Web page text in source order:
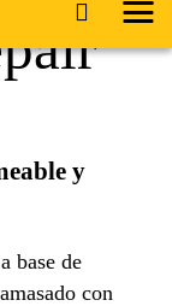
y
base de
con